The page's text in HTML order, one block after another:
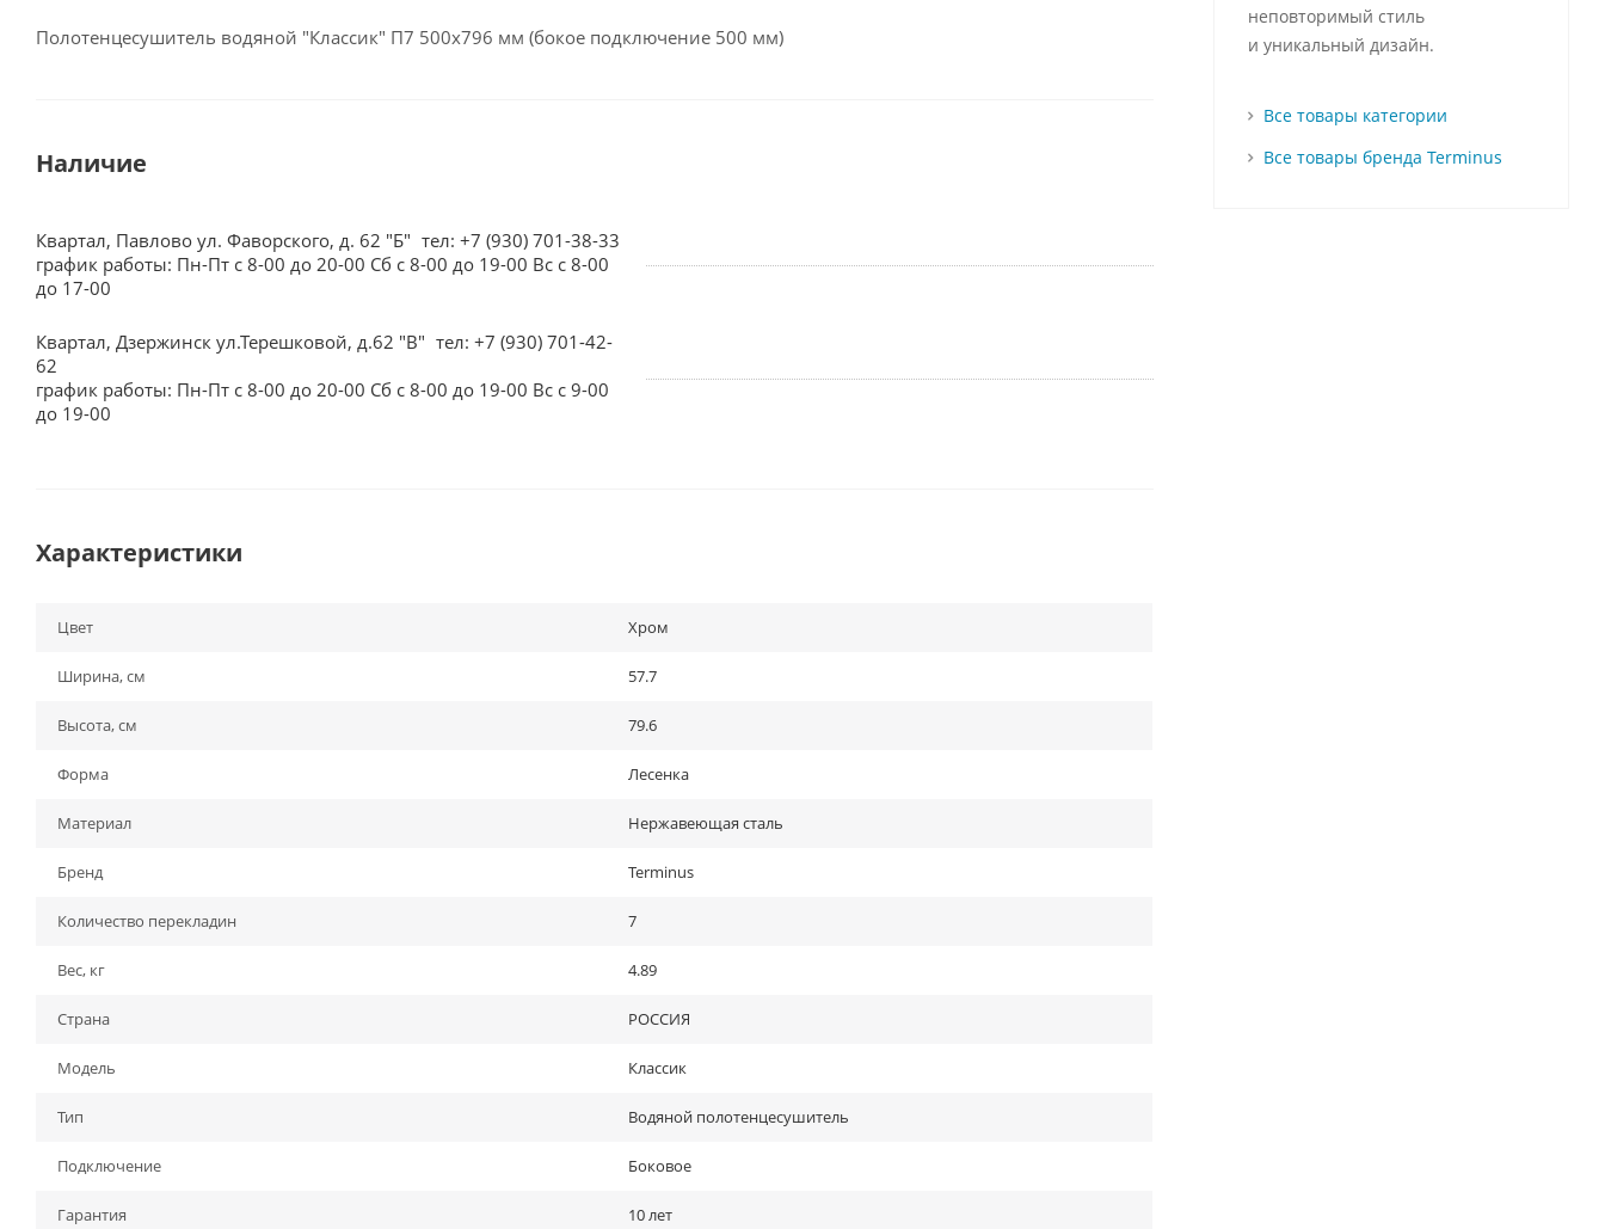
Полотенцесушитель водяной "Классик" П7 500х796 мм (бокое подключение 500 мм)
Наличие
Квартал, Павлово ул. Фаворского, д. 62 "Б" тел: +7 (930) 701-38-33
график работы: Пн-Пт с 8-00 до 20-00 Сб с 8-00 до 19-00 Вс с 8-00
до 17-00
Квартал, Дзержинск ул.Терешковой, д.62 "В" тел: +7 (930) 701-42-
62
график работы: Пн-Пт с 8-00 до 20-00 Сб с 8-00 до 19-00 Вс с 9-00
до 19-00
Характеристики
Цвет Хром
Ширина, см 57.7
Высота, см 79.6
Форма Лесенка
Материал Нержавеющая сталь
Бренд Terminus
Количество перекладин 7
Вес, кг 4.89
Страна РОССИЯ
Модель Классик
Тип Водяной полотенцесушитель
Подключение Боковое
Гарантия 10 лет
неповторимый стиль
и уникальный дизайн.
Все товары категории
Все товары бренда Terminus